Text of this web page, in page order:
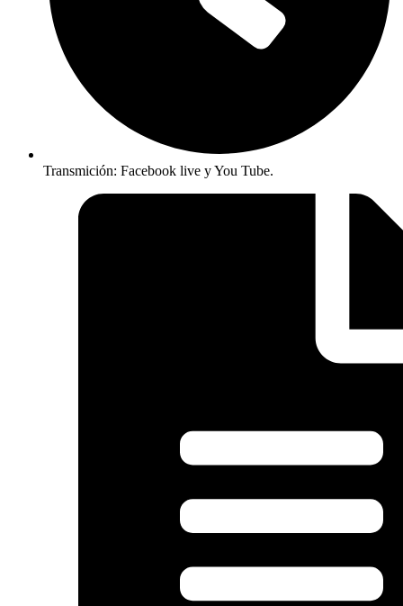
Transmición: Facebook live y You Tube.